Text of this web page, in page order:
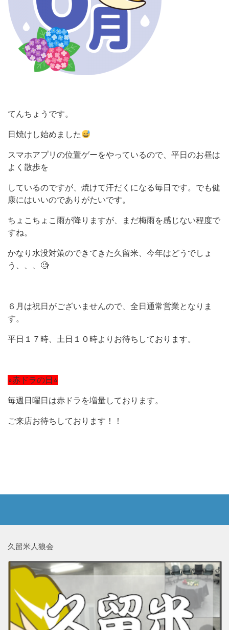
てんちょうです。
日焼けし始めました
スマホアプリの位置ゲーをやっているので、平日のお昼は
よく散歩を
しているのですが、焼けて汗だくになる毎日です。でも健
康にはいいのでありがたいです。
ちょこちょこ雨が降りますが、まだ梅雨を感じない程度で
すね。
かなり水没対策のできてきた久留米、今年はどうでしょ
う、、、🧐
６月は祝日がございませんので、全日通常営業となりま
す。
平日１７時、土日１０時よりお待ちしております。
⭐︎赤ドラの日⭐︎
毎週日曜日は赤ドラを増量しております。
ご来店お待ちしております！！
久留米人狼会